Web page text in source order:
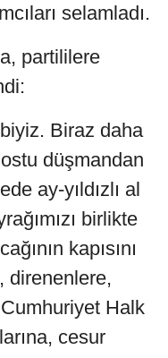
selamladı.
partililere
Biraz daha
düşmandan
ay-yıldızlı al
birlikte
kapısını
direnenlere,
Halk
cesur